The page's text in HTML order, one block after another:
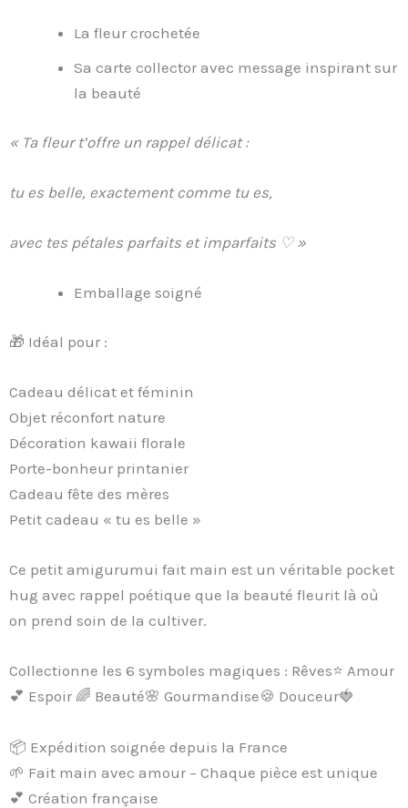
La fleur crochetée
Sa carte collector avec message inspirant sur
la beauté
« Ta fleur t’offre un rappel délicat :
tu es belle, exactement comme tu es,
avec tes pétales parfaits et imparfaits ♡ »
Emballage soigné
🎁 Idéal pour :
Cadeau délicat et féminin
Objet réconfort nature
Décoration kawaii florale
Porte-bonheur printanier
Cadeau fête des mères
Petit cadeau « tu es belle »
Ce petit amigurumui fait main est un véritable pocket
hug avec rappel poétique que la beauté fleurit là où
on prend soin de la cultiver.
Collectionne les 6 symboles magiques : Rêves⭐ Amour
💕 Espoir 🌈 Beauté🌸 Gourmandise🍪 Douceur🍓
📦 Expédition soignée depuis la France
🌱 Fait main avec amour – Chaque pièce est unique
💕 Création française